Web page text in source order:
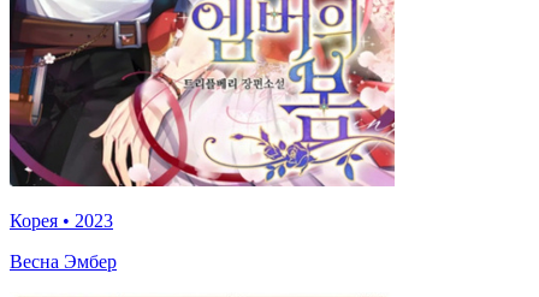
Корея • 2023
Весна Эмбер